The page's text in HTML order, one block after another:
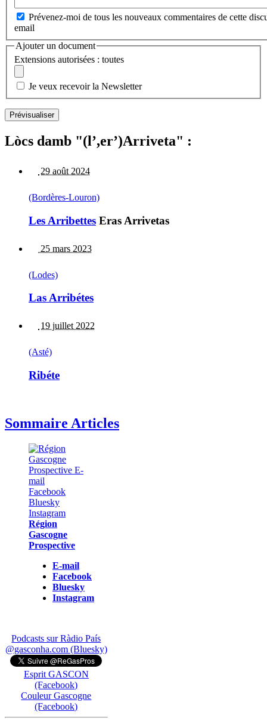
Prévenez-moi de tous les nouveaux commentaires de cette
email
Ajouter un document
Extensions autorisées : toutes
Je veux recevoir la Newsletter
Lòcs damb "(l’,er’)Arriveta" :
29 août 2024
(Bordères-Louron)
Les Arribettes Eras Arrivetas
25 mars 2023
(Lodes)
Las Arribétes
19 juillet 2022
(Asté)
Ribéte
Sommaire Articles
Région
Gascogne
Prospective
E-mail
Facebook
Bluesky
Instagram
Podcasts sur Ràdio País
@gasconha.com (Bluesky)
Esprit GASCON
(Facebook)
Couleur Gascogne
(Facebook)